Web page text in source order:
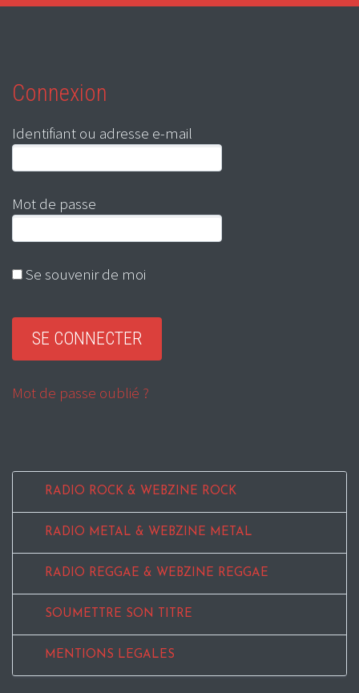
Connexion
Identifiant ou adresse e-mail
Mot de passe
Se souvenir de moi
Mot de passe oublié ?
RADIO ROCK & WEBZINE ROCK
RADIO METAL & WEBZINE METAL
RADIO REGGAE & WEBZINE REGGAE
SOUMETTRE SON TITRE
MENTIONS LEGALES